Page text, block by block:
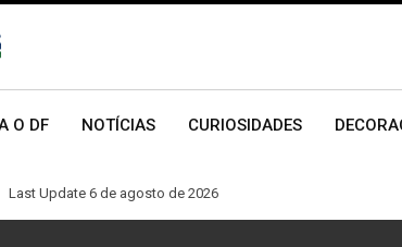
O DF NOTÍCIAS CURIOSIDADES
Last Update 6 de agosto de 2026